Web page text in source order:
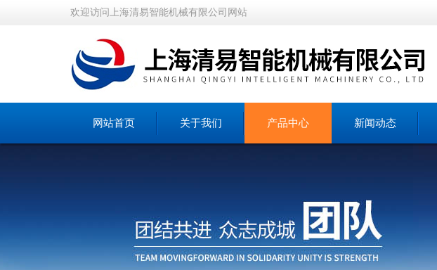
欢迎访问上海清易智能机械有限公司网站
网站首页 关于我们 产品中心 新闻动态